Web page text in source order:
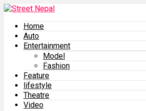
Home
Auto
Entertainment
Model
Fashion
Feature
lifestyle
Theatre
Video